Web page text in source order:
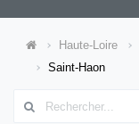
Haute-Loire
Saint-Haon